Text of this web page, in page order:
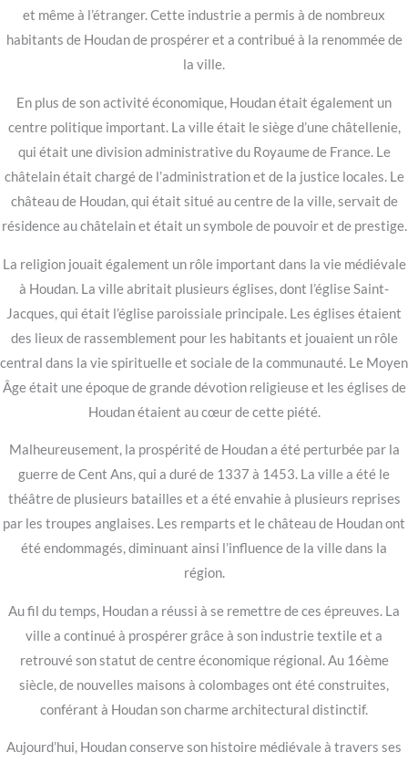
et même à l’étranger. Cette industrie a permis à de nombreux
habitants de Houdan de prospérer et a contribué à la renommée de
la ville.
En plus de son activité économique, Houdan était également un
centre politique important. La ville était le siège d’une châtellenie,
qui était une division administrative du Royaume de France. Le
châtelain était chargé de l’administration et de la justice locales. Le
château de Houdan, qui était situé au centre de la ville, servait de
résidence au châtelain et était un symbole de pouvoir et de prestige.
La religion jouait également un rôle important dans la vie médiévale
à Houdan. La ville abritait plusieurs églises, dont l’église Saint-
Jacques, qui était l’église paroissiale principale. Les églises étaient
des lieux de rassemblement pour les habitants et jouaient un rôle
central dans la vie spirituelle et sociale de la communauté. Le Moyen
Âge était une époque de grande dévotion religieuse et les églises de
Houdan étaient au cœur de cette piété.
Malheureusement, la prospérité de Houdan a été perturbée par la
guerre de Cent Ans, qui a duré de 1337 à 1453. La ville a été le
théâtre de plusieurs batailles et a été envahie à plusieurs reprises
par les troupes anglaises. Les remparts et le château de Houdan ont
été endommagés, diminuant ainsi l’influence de la ville dans la
région.
Au fil du temps, Houdan a réussi à se remettre de ces épreuves. La
ville a continué à prospérer grâce à son industrie textile et a
retrouvé son statut de centre économique régional. Au 16ème
siècle, de nouvelles maisons à colombages ont été construites,
conférant à Houdan son charme architectural distinctif.
Aujourd’hui, Houdan conserve son histoire médiévale à travers ses